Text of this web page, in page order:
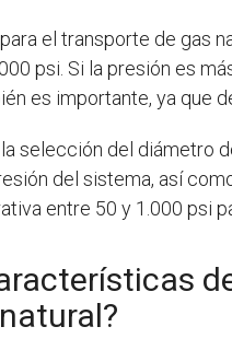
el transporte de gas
psi. Si la presión es
es importante, ya que
la selección del diámetro
del sistema, así
entre 50 y 1.000 psi